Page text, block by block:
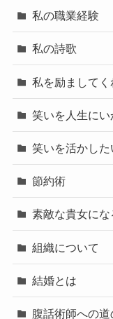
私の職業経験
私の詩歌
私を励ましてく
笑いを人生にい
笑いを活かした
節約術
素敵な貴女にな
組織について
結婚とは
腹話術師への道